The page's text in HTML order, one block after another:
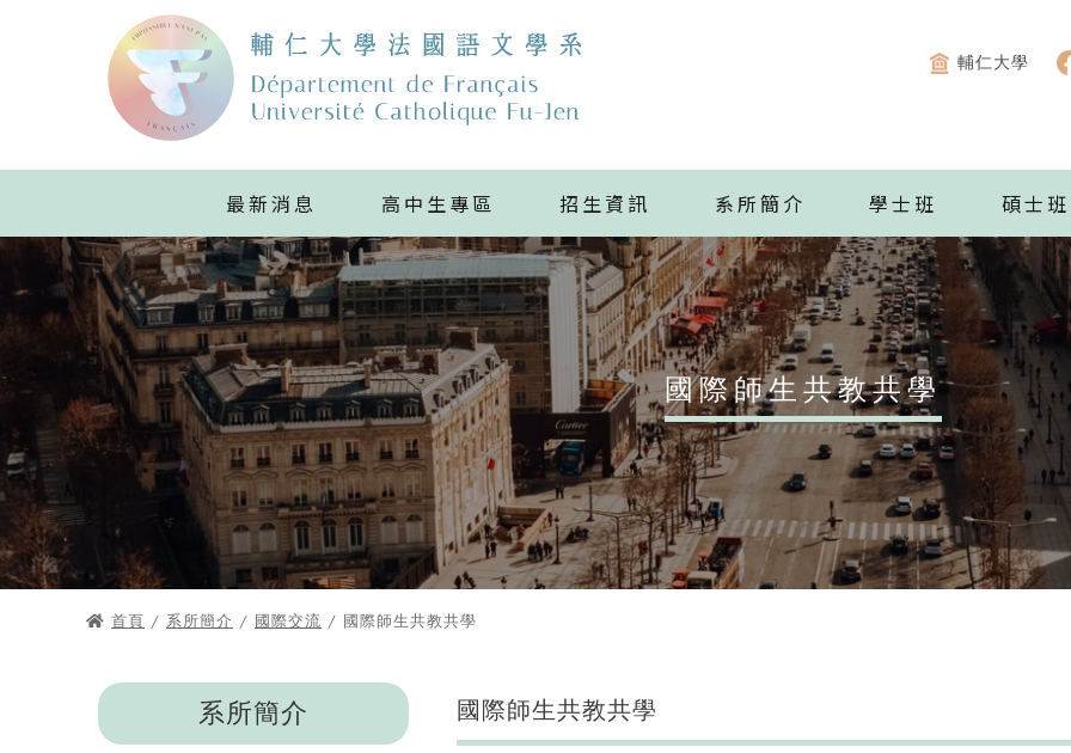
輔仁大學
最新消息 高中生專區 招生資訊 系所簡介 學士班 碩士班
國際師生共教共學
首頁 / 系所簡介 / 國際交流 / 國際師生共教共學
系所簡介 國際師生共教共學